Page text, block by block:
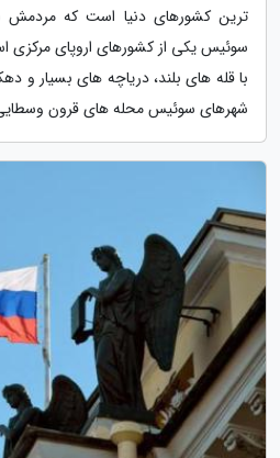
ترین کشورهای دنیا است که مردمش
سوئیس یکی از کشورهای اروپای
با قله های بلند، دریاچه های بسیار و
شهرهای سوئیس محله های قرون